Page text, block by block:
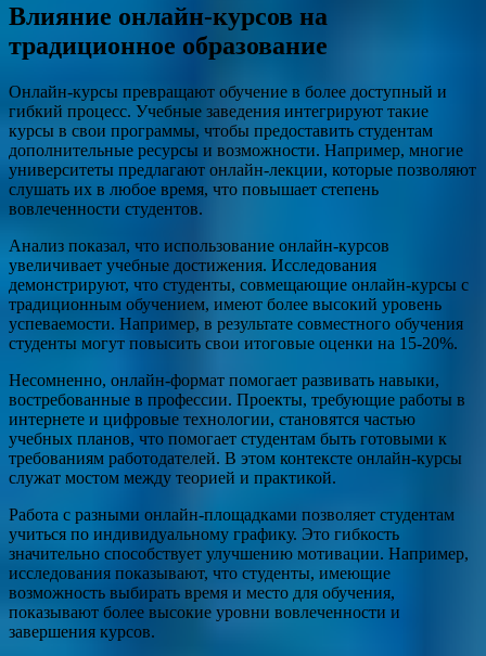
Влияние онлайн-курсов на
традиционное образование
Онлайн-курсы превращают обучение в более доступный и
гибкий процесс. Учебные заведения интегрируют такие
курсы в свои программы, чтобы предоставить студентам
дополнительные ресурсы и возможности. Например, многие
университеты предлагают онлайн-лекции, которые позволяют
слушать их в любое время, что повышает степень
вовлеченности студентов.
Анализ показал, что использование онлайн-курсов
увеличивает учебные достижения. Исследования
демонстрируют, что студенты, совмещающие онлайн-курсы с
традиционным обучением, имеют более высокий уровень
успеваемости. Например, в результате совместного обучения
студенты могут повысить свои итоговые оценки на 15-20%.
Несомненно, онлайн-формат помогает развивать навыки,
востребованные в профессии. Проекты, требующие работы в
интернете и цифровые технологии, становятся частью
учебных планов, что помогает студентам быть готовыми к
требованиям работодателей. В этом контексте онлайн-курсы
служат мостом между теорией и практикой.
Работа с разными онлайн-площадками позволяет студентам
учиться по индивидуальному графику. Это гибкость
значительно способствует улучшению мотивации. Например,
исследования показывают, что студенты, имеющие
возможность выбирать время и место для обучения,
показывают более высокие уровни вовлеченности и
завершения курсов.